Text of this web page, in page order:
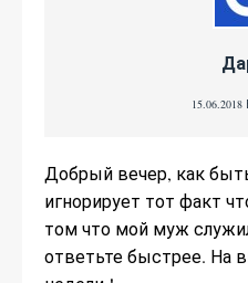
15.06.2018
Добрый вечер, как
игнорирует тот факт
том что мой муж
ответьте быстрее. На